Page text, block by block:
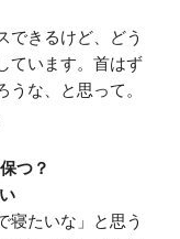
できるけど、どう
ています。首はず
な、と思って。
つ？
寝たいな」と思う